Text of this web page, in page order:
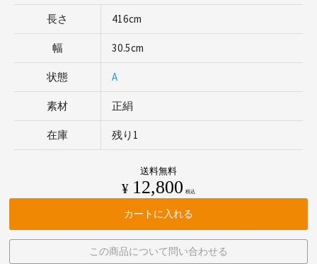
長さ 416cm
幅 30.5cm
状態 A
素材 正絹
在庫 残り1
送料無料
¥ 12,800 税込
カートに入れる
この商品について問い合わせる